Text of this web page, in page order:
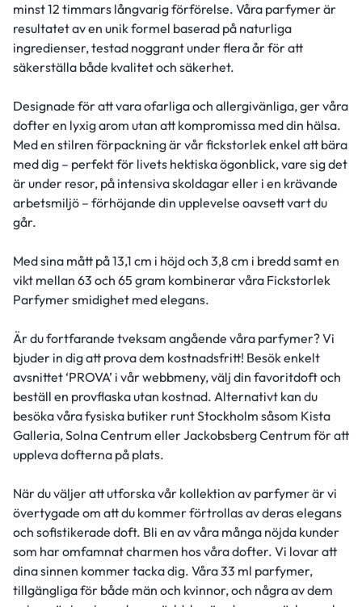
minst 12 timmars långvarig förförelse. Våra parfymer är
resultatet av en unik formel baserad på naturliga
ingredienser, testad noggrant under flera år för att
säkerställa både kvalitet och säkerhet.
Designade för att vara ofarliga och allergivänliga, ger våra
dofter en lyxig arom utan att kompromissa med din hälsa.
Med en stilren förpackning är vår fickstorlek enkel att bära
med dig – perfekt för livets hektiska ögonblick, vare sig det
är under resor, på intensiva skoldagar eller i en krävande
arbetsmiljö – förhöjande din upplevelse oavsett vart du
går.
Med sina mått på 13,1 cm i höjd och 3,8 cm i bredd samt en
vikt mellan 63 och 65 gram kombinerar våra Fickstorlek
Parfymer smidighet med elegans.
Är du fortfarande tveksam angående våra parfymer? Vi
bjuder in dig att prova dem kostnadsfritt! Besök enkelt
avsnittet ‘PROVA’ i vår webbmeny, välj din favoritdoft och
beställ en provflaska utan kostnad. Alternativt kan du
besöka våra fysiska butiker runt Stockholm såsom Kista
Galleria, Solna Centrum eller Jackobsberg Centrum för att
uppleva dofterna på plats.
När du väljer att utforska vår kollektion av parfymer är vi
övertygade om att du kommer förtrollas av deras elegans
och sofistikerade doft. Bli en av våra många nöjda kunder
som har omfamnat charmen hos våra dofter. Vi lovar att
dina sinnen kommer tacka dig. Våra 33 ml parfymer,
tillgängliga för både män och kvinnor, och några av dem